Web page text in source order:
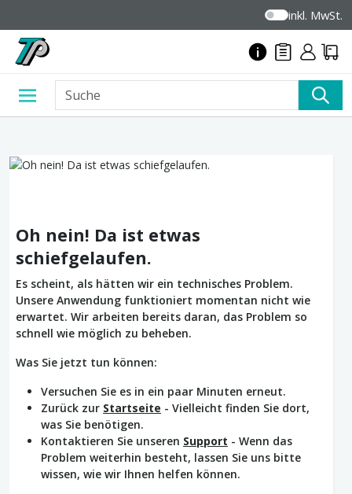
inkl. MwSt.
Oh nein! Da ist etwas
schiefgelaufen.
Es scheint, als hätten wir ein technisches Problem.
Unsere Anwendung funktioniert momentan nicht wie
erwartet. Wir arbeiten bereits daran, das Problem so
schnell wie möglich zu beheben.
Was Sie jetzt tun können:
Versuchen Sie es in ein paar Minuten erneut.
Zurück zur Startseite - Vielleicht finden Sie dort,
was Sie benötigen.
Kontaktieren Sie unseren Support - Wenn das
Problem weiterhin besteht, lassen Sie uns bitte
wissen, wie wir Ihnen helfen können.